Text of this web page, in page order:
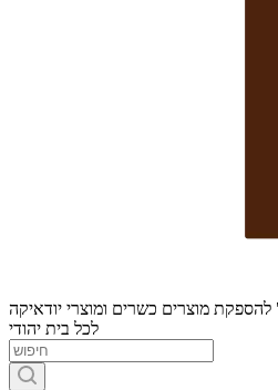
מוצרים כשרים ומוצרי יודאיקה
לכל בית יהודי